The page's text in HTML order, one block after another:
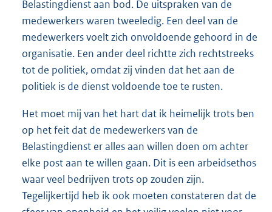
Belastingdienst aan bod. De uitspraken van de
medewerkers waren tweeledig. Een deel van de
medewerkers voelt zich onvoldoende gehoord in de
organisatie. Een ander deel richtte zich rechtstreeks
tot de politiek, omdat zij vinden dat het aan de
politiek is de dienst voldoende toe te rusten.
Het moet mij van het hart dat ik heimelijk trots ben
op het feit dat de medewerkers van de
Belastingdienst er alles aan willen doen om achter
elke post aan te willen gaan. Dit is een arbeidsethos
waar veel bedrijven trots op zouden zijn.
Tegelijkertijd heb ik ook moeten constateren dat de